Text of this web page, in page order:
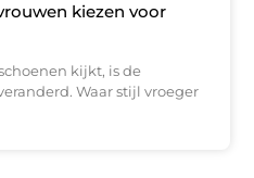
kiezen voor
kijkt, is de
Waar stijl vroeger